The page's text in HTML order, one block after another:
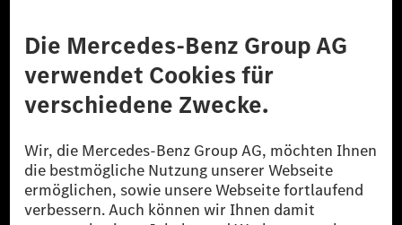
© 2026 Mercedes-Benz Group AG. Alle Rechte vorbehalten.
reduzierte CO₂-Emissionen bei der Mercedes-Benz Group durch
zertifizierte Ausgleichsprojekte kompensiert werden.
[2] Renewable Charging ist ein integraler Bestandteil von MB.CHARGE
Public in Europa, den USA, Kanada und China. Sofern an der jeweiligen